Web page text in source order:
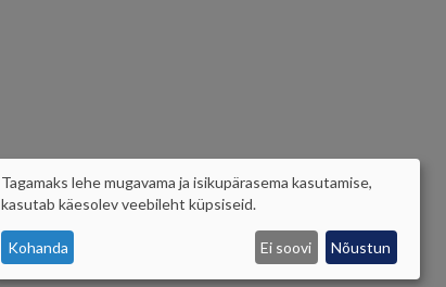
ISIKUANDMETE
JA
Tagamaks lehe mugavama ja isikupärasema kasutamise,
kasutab käesolev veebileht küpsiseid.
Kohanda Ei soovi Nõustun